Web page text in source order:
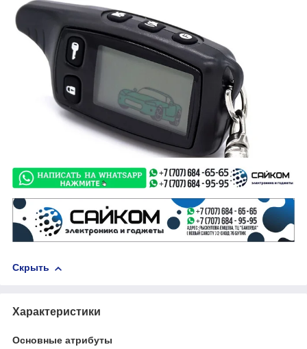
Скрыть
Характеристики
Основные атрибуты